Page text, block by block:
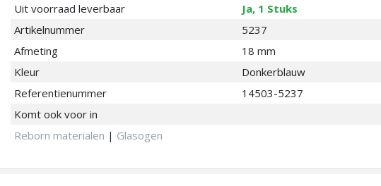
Uit voorraad leverbaar
Ja, 1 Stuks
Artikelnummer
5237
Afmeting
18 mm
Kleur
Donkerblauw
Referentienummer
14503-5237
Komt ook voor in
Reborn materialen | Glasogen